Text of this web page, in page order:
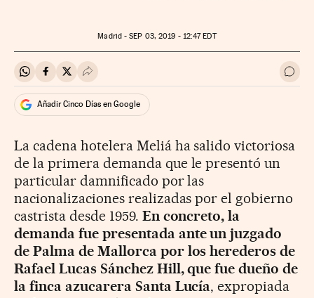
Madrid -SEP 03, 2019 - 12:47EDT
Compartir en Whatsapp
Compartir en Facebook
Compartir en Twitter
Desplegar Redes Sociales Ir a
Añadir Cinco Días en Google
La cadena hotelera Meliá ha salido victoriosa
de la primera demanda que le presentó un
particular damnificado por las
nacionalizaciones realizadas por el gobierno
castrista desde 1959. En concreto, la
demanda fue presentada ante un juzgado
de Palma de Mallorca por los herederos de
Rafael Lucas Sánchez Hill, que fue dueño de
la finca azucarera Santa Lucía, expropiada